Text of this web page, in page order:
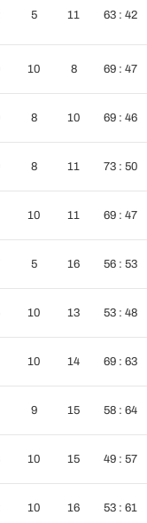
5 11 63 : 42
10 8 69 : 47
8 10 69 : 46
8 11 73 : 50
10 11 69 : 47
5 16 56 : 53
10 13 53 : 48
10 14 69 : 63
9 15 58 : 64
10 15 49 : 57
10 16 53 : 61